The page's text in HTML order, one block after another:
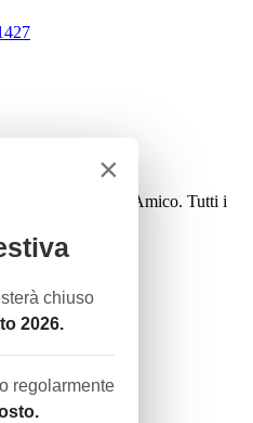
×
chiuso
2026.
regolarmente
- Dott. Carlo D'Amico. Tutti i
daPublivoro
acque termali
- Mézierès